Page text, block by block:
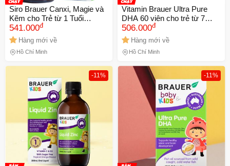
Siro Brauer Canxi, Magie và
Kẽm cho Trẻ từ 1 Tuổi
(200ml) - Vitamin Tổng Hợp
Hỗ Trợ Phát Triển Xương và
Miễn Dịch
541.000đ
Hàng mới về
Hồ Chí Minh
Vitamin Brauer Ultra Pure
DHA 60 viên cho trẻ từ 7
tháng - Hỗ trợ phát triển não
bộ và mắt khỏe mạnh
506.000đ
Hàng mới về
Hồ Chí Minh
-11% -11%